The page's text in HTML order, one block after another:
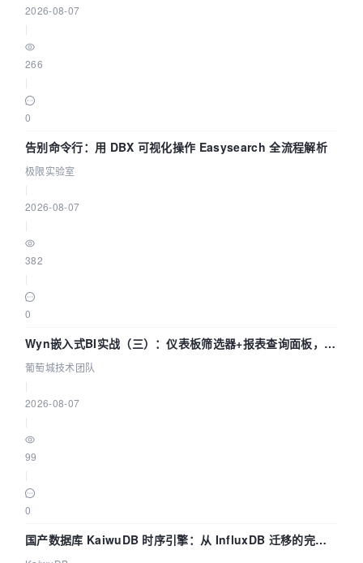
2026-08-07
266
0
告别命令行：用 DBX 可视化操作 Easysearch 全流程解析
极限实验室
2026-08-07
382
0
Wyn嵌入式BI实战（三）：仪表板筛选器+报表查询面板，参
数联动全闭环
葡萄城技术团队
2026-08-07
99
0
国产数据库 KaiwuDB 时序引擎：从 InfluxDB 迁移的完整